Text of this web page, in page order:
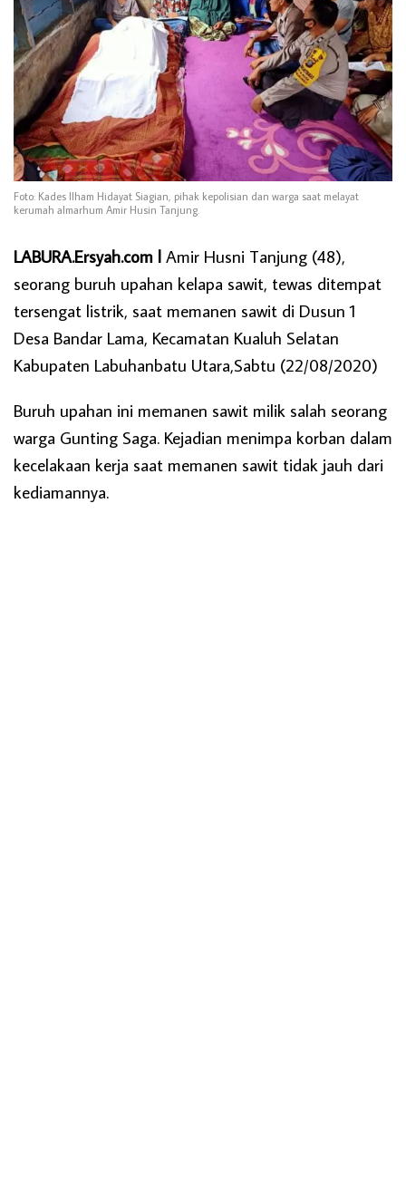
Foto: Kades Ilham Hidayat Siagian, pihak kepolisian dan warga saat melayat
kerumah almarhum Amir Husin Tanjung.
LABURA.Ersyah.com l Amir Husni Tanjung (48),
seorang buruh upahan kelapa sawit, tewas ditempat
tersengat listrik, saat memanen sawit di Dusun 1
Desa Bandar Lama, Kecamatan Kualuh Selatan
Kabupaten Labuhanbatu Utara,Sabtu (22/08/2020)
Buruh upahan ini memanen sawit milik salah seorang
warga Gunting Saga. Kejadian menimpa korban dalam
kecelakaan kerja saat memanen sawit tidak jauh dari
kediamannya.